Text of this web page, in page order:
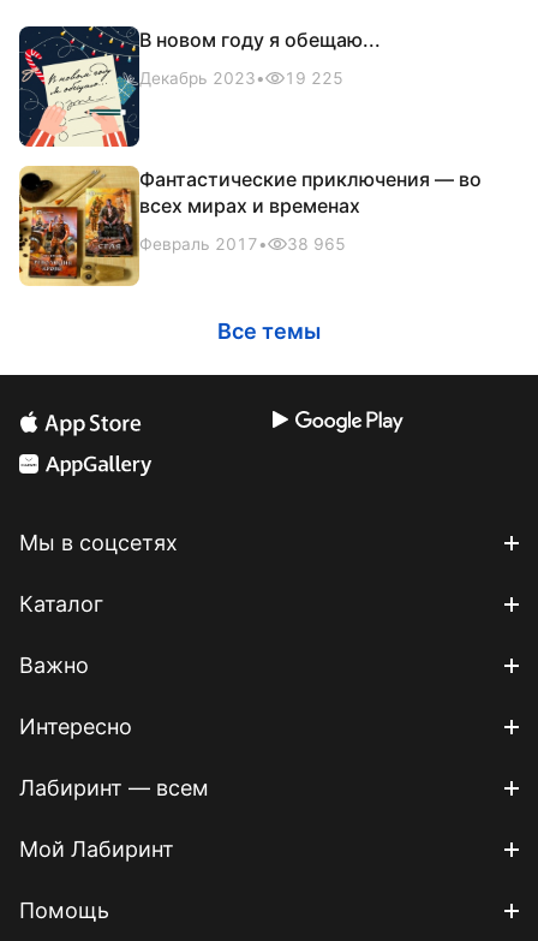
В новом году я обещаю...
Декабрь 2023• 19 225
Фантастические приключения — во
всех мирах и временах
Февраль 2017• 38 965
Все темы
Мы в соцсетях
Каталог
Важно
Интересно
Лабиринт — всем
Мой Лабиринт
Помощь